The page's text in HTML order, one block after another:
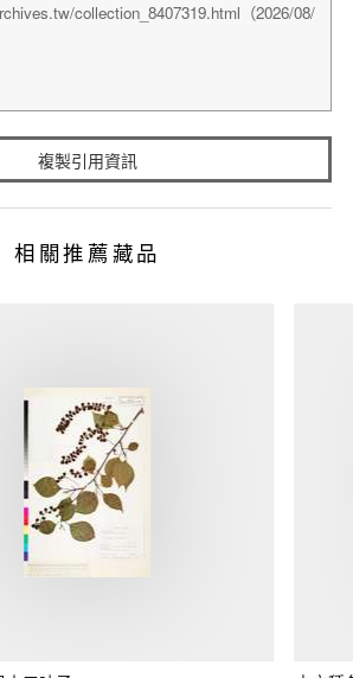
複製引用資訊
相關推薦藏品